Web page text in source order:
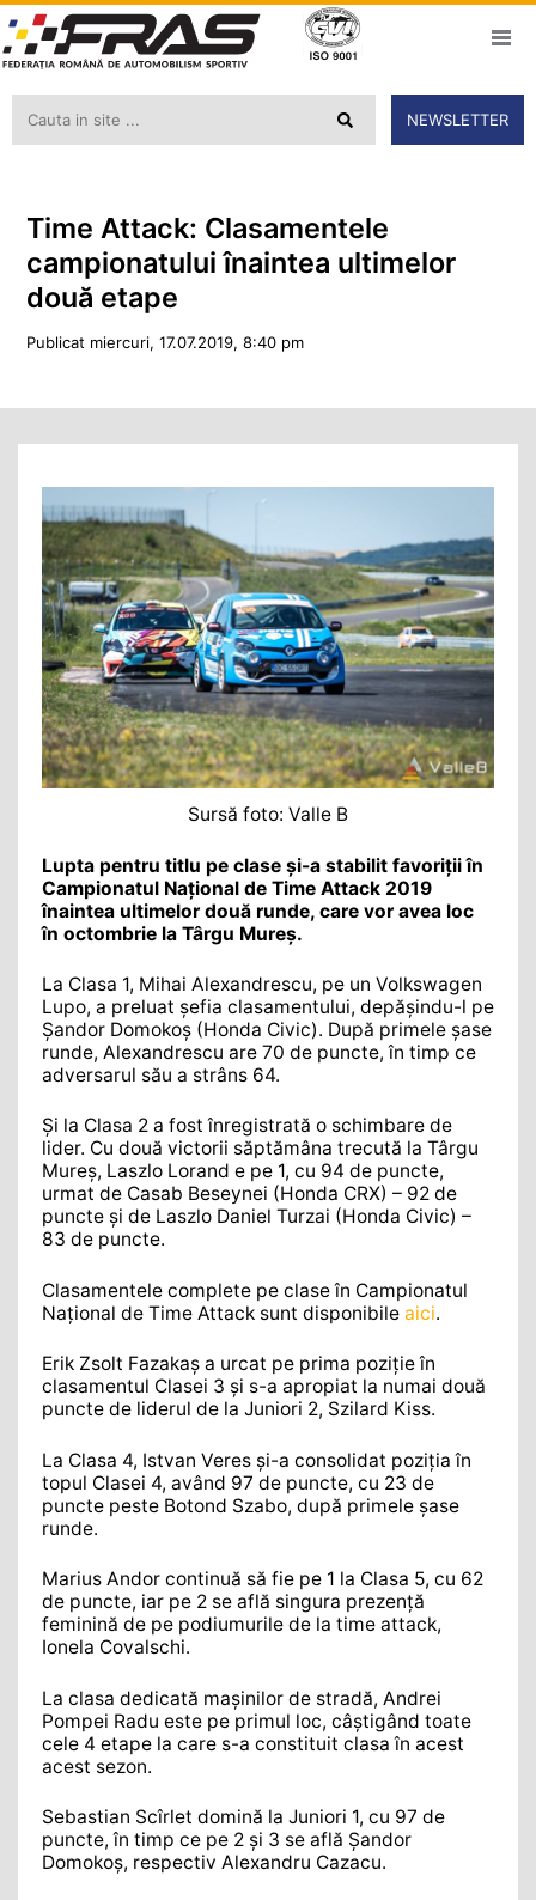
NEWSLETTER
Time Attack: Clasamentele
campionatului înaintea ultimelor
două etape
Publicat miercuri, 17.07.2019, 8:40 pm
Sursă foto: Valle B
Lupta pentru titlu pe clase și-a stabilit favoriții în
Campionatul Național de Time Attack 2019
înaintea ultimelor două runde, care vor avea loc
în octombrie la Târgu Mureș.
La Clasa 1, Mihai Alexandrescu, pe un Volkswagen
Lupo, a preluat șefia clasamentului, depășindu-l pe
Șandor Domokoș (Honda Civic). După primele șase
runde, Alexandrescu are 70 de puncte, în timp ce
adversarul său a strâns 64.
Și la Clasa 2 a fost înregistrată o schimbare de
lider. Cu două victorii săptămâna trecută la Târgu
Mureș, Laszlo Lorand e pe 1, cu 94 de puncte,
urmat de Casab Beseynei (Honda CRX) – 92 de
puncte și de Laszlo Daniel Turzai (Honda Civic) –
83 de puncte.
Clasamentele complete pe clase în Campionatul
Național de Time Attack sunt disponibile aici.
Erik Zsolt Fazakaș a urcat pe prima poziție în
clasamentul Clasei 3 și s-a apropiat la numai două
puncte de liderul de la Juniori 2, Szilard Kiss.
La Clasa 4, Istvan Veres și-a consolidat poziția în
topul Clasei 4, având 97 de puncte, cu 23 de
puncte peste Botond Szabo, după primele șase
runde.
Marius Andor continuă să fie pe 1 la Clasa 5, cu 62
de puncte, iar pe 2 se află singura prezență
feminină de pe podiumurile de la time attack,
Ionela Covalschi.
La clasa dedicată mașinilor de stradă, Andrei
Pompei Radu este pe primul loc, câștigând toate
cele 4 etape la care s-a constituit clasa în acest
acest sezon.
Sebastian Scîrlet domină la Juniori 1, cu 97 de
puncte, în timp ce pe 2 și 3 se află Șandor
Domokoș, respectiv Alexandru Cazacu.